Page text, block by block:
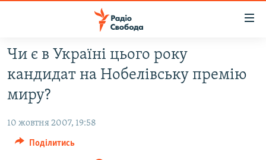
Перейти
основного
матеріалу
Перейти
до
основної
навігації
РАДІО СВОБОДА – 70 РОКІВ
ВСЕ ЗА ДОБУ
СТАТТІ
ПОЛІТИКА
ЕКОНОМІКА
ВІЙНА
РОСІЙСЬКА «ФІЛЬТРАЦІЯ»
Чи є в Україні цього року
кандидат на Нобелівську премію
миру?
10 жовтня 2007, 19:58
Поділитись